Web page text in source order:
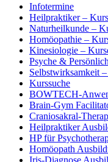
Infotermine
Heilpraktiker –
Naturheilkunde –
Homöopathie –
Kinesiologie –
Psyche &
Selbstwirksamkeit
Kurssuche
BOWTECH-
Brain-Gym
Craniosakral-
Heilpraktiker
HP für
Homöopath
Iris-Diagnose